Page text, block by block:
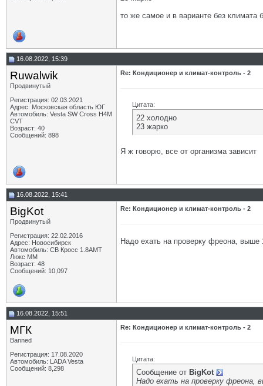
то же самое и в варианте без климата
16.08.2022, 15:39
Ruwalwik
Продвинутый
Регистрация: 02.03.2021
Адрес: Московская область ЮГ
Автомобиль: Vesta SW Cross H4M
CVT
Возраст: 40
Сообщений: 898
Re: Кондиционер и климат-контроль - 2
Цитата:
22 холодно
23 жарко
Я ж говорю, все от организма зависит
16.08.2022, 15:41
BigKot
Продвинутый
Регистрация: 22.02.2016
Адрес: Новосибирск
Автомобиль: СВ Кросс 1.8АМТ
Люкс ММ
Возраст: 48
Сообщений: 10,097
Re: Кондиционер и климат-контроль - 2
Надо ехать на проверку фреона, выше
16.08.2022, 15:51
МГК
Banned
Регистрация: 17.08.2020
Автомобиль: LADA Vesta
Сообщений: 8,298
Re: Кондиционер и климат-контроль - 2
Цитата:
Сообщение от BigKot
Надо ехать на проверку фреона,